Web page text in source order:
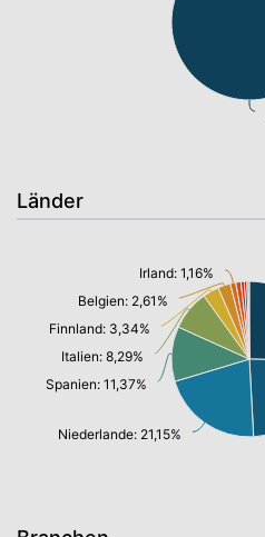
Länder
Niederlande: 21,15%
Spanien: 11,37%
Italien: 8,29%
Finnland: 3,34%
Belgien: 2,61%
Irland: 1,16%